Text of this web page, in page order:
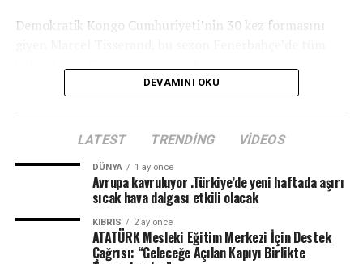
Demokratik Kongo Cumhuriyeti’nin 30 kez formasını
DEVAMINI OKU
LATEST TRENDING VIDEOS
DÜNYA 1 ay önce
Avrupa kavruluyor .Türkiye’de yeni haftada aşırı
sıcak hava dalgası etkili olacak
KIBRIS 2 ay önce
ATATÜRK Mesleki Eğitim Merkezi İçin Destek
Çağrısı: “Geleceğe Açılan Kapıyı Birlikte